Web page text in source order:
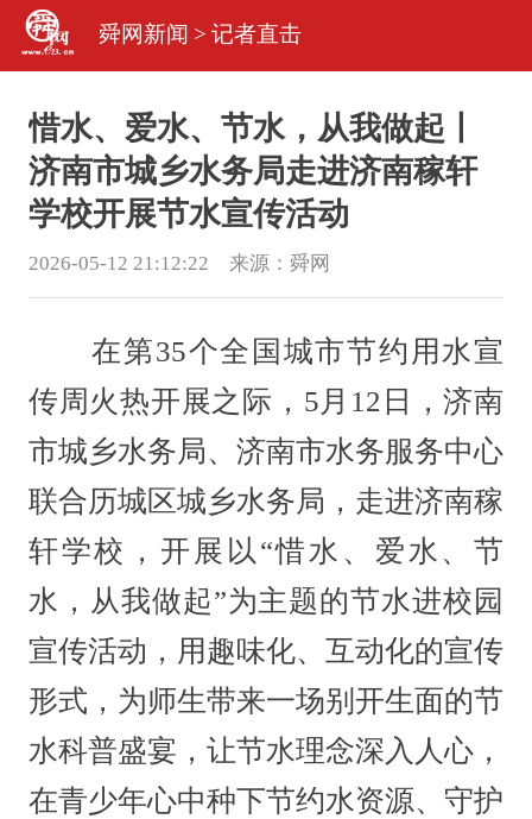
舜网新闻 > 记者直击
惜水、爱水、节水，从我做起丨
济南市城乡水务局走进济南稼轩
学校开展节水宣传活动
2026-05-12 21:12:22 来源： 舜网
在第35个全国城市节约用水宣
传周火热开展之际，5月12日，济南
市城乡水务局、济南市水务服务中心
联合历城区城乡水务局，走进济南稼
轩学校，开展以“惜水、爱水、节
水，从我做起”为主题的节水进校园
宣传活动，用趣味化、互动化的宣传
形式，为师生带来一场别开生面的节
水科普盛宴，让节水理念深入人心，
在青少年心中种下节约水资源、守护